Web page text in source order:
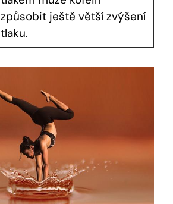
způsobit ještě⁢ větší zvýšení
tlaku.